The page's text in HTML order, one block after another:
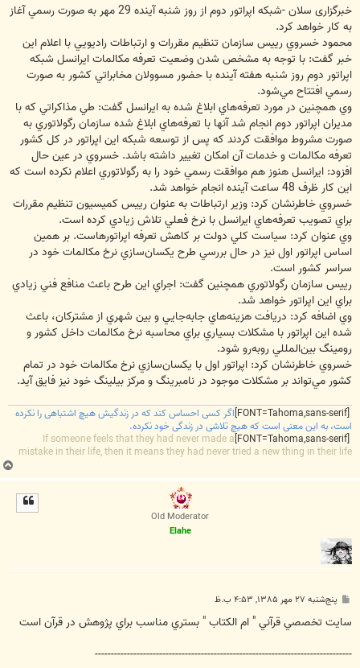
خبرگزاری سلان -شبكه اپراتور دوم از روز شنبه آينده 29 مهر به صورت رسمي آغاز
به كار خواهد كرد.
محمود خسروي رييس سازمان تنظيم مقررات و ارتباطات راديويي با اعلام اين
خبر گفت: با توجه به مشخص شدن وضعيت تعرفه مكالمات ايرانسل شبكه
اپراتور دوم روز شنبه هفته آينده با حضور مسوولان مخابراتي كشور به صورت
رسمي افتتاح مي‌شود.
وي همچنين در مورد تعرفه‌هاي ابلاغ شده به ايرانسل گفت: طي مذاكراتي كه با
مديران اپراتور دوم انجام شد آنها با تعرفه‌هاي ابلاغ شده سازمان رگولاتوري به
صورت مشروط موافقت كردند كه پس از توسعه شبكه اين اپراتور در كل كشور
تعرفه مكالمات و خدمات آن امكان تغيير داشته باشد. خسروي در عين حال
افزود: ايرانسل هنوز هم موافقت رسمي خود را به رگولاتوري اعلام نكرده است كه
اين كار ظرف 48 ساعت آينده انجام خواهد شد.
خسروي خاطرنشان كرد: وزير ارتباطات به عنوان رييس كميسيون تنظيم مقررات
براي تصويب تعرفه‌هاي ايرانسل با نرخ فعلي تلاش زيادي كرده است.
وي عنوان كرد: سياست كلي دولت بر كاهش تعرفه اپراتورهاست. بر همين
اساس اپراتور اول نيز در حال بررسي طرح يكسان‌سازي نرخ مكالمات خود در
سراسر كشور است.
رييس سازمان رگولاتوري همچنين گفت: اجراي اين طرح باعث منافع فني زيادي
براي اين اپراتور خواهد شد.
وي اضافه كرد: دريافت هزينه‌هاي جابه‌جايي و بين شهري از مشتركان، باعث
شده اين اپراتور با مشكلات بسياري براي محاسبه نرخ مكالمات داخل كشور و
رومينگ بين‌المللي روبه‌رو شود.
خسروي خاطرنشان كرد: اپراتور اول با يكسان‌سازي نرخ مكالمات خود در تمام
كشور مي‌تواند بر مشكلات موجود در نامبرينگ و مركز بيلينگ خود نيز فايق آيد.
اگر کسی احساس کند که در زندگیش هیچ اشتباهی را نکرده
است، به این معنی است که هیچ تلاشی در زندگی خود نکرده.
If someone feels that they had never made a
mistake in their life, then it means they had never tried a new thing in their life
ب
ا
Old Moderator
Elahe
پ
ت
پنج‌شنبه ۲۷ مهر ۱۳۸۵, ۴:۵۳ ب.ظ
سايت تخصصي قرآني " ام الكتاب " بستري مناسب براي پژوهش در قرآن است
--------------------------------------------------------------------------------